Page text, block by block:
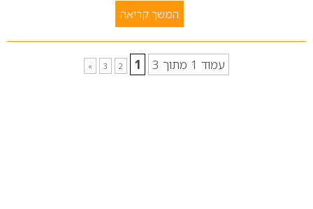
המשך קריאה
עמוד 1 מתוך 3 1
2
3
»